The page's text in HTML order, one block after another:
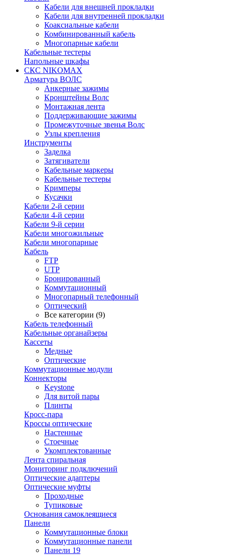
Кабели для внешней прокладки
Кабели для внутренней прокладки
Коаксиальные кабели
Комбинированный кабель
Многопарные кабели
Кабельные тестеры
Напольные шкафы
СКС NIKOMAX
Арматура ВОЛС
Анкерные зажимы
Кронштейны Волс
Монтажная лента
Поддерживающие зажимы
Промежуточные звенья Волс
Узлы крепления
Инструменты
Заделка
Затягиватели
Кабельные маркеры
Кабельные тестеры
Кримперы
Кусачки
Кабели 2-й серии
Кабели 4-й серии
Кабели 9-й серии
Кабели многожильные
Кабели многопарные
Кабель
FTP
UTP
Бронированный
Коммутационный
Многопарный телефонный
Оптический
Все категории (9)
Кабель телефонный
Кабельные органайзеры
Кассеты
Медные
Оптические
Коммутационные модули
Коннекторы
Keystone
Для витой пары
Плинты
Кросс-пара
Кроссы оптические
Настенные
Стоечные
Укомплектованные
Лента спиральная
Мониторинг подключений
Оптические адаптеры
Оптические муфты
Проходные
Тупиковые
Основания самоклеящиеся
Панели
Коммутационные блоки
Коммутационные панели
Панели 19